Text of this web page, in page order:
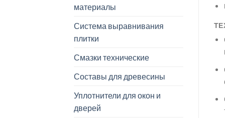
материалы
Система выравнивания
плитки
Смазки технические
Составы для древесины
Уплотнители для окон и
дверей